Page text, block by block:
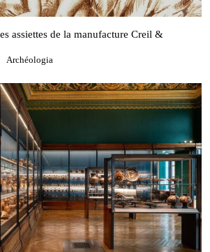
assiettes de la manufacture Creil &
Archéologia